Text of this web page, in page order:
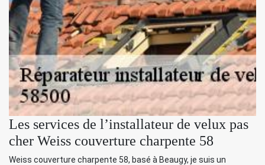
Les services de l’installateur de velux pas
cher Weiss couverture charpente 58
Weiss couverture charpente 58, basé à Beaugy, je suis un